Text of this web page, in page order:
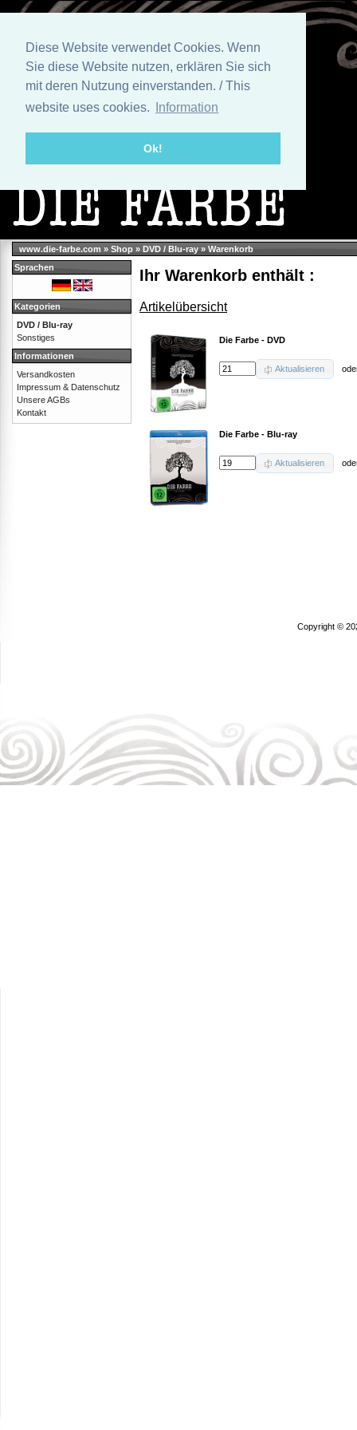
Diese Website verwendet Cookies. Wenn
Sie diese Website nutzen, erklären Sie sich
mit deren Nutzung einverstanden. / This
website uses cookies.
Information
Ok!
www.die-farbe.com » Shop » DVD / Blu-ray » Warenkorb
Ihr Warenkorb enthält :
Artikelübersicht
Die Farbe - DVD
Aktualisieren
Die Farbe - Blu-ray
Aktualisieren
Sprachen
Kategorien
DVD / Blu-ray
Sonstiges
Informationen
Versandkosten
Impressum & Datenschutz
Unsere AGBs
Kontakt
Copyright ©